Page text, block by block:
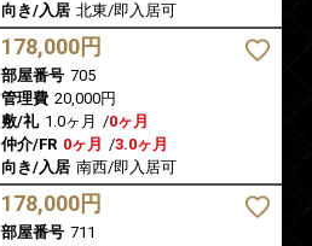
向き/入居 北東/即入居可
178,000円
部屋番号 705
管理費 20,000円
敷/礼 1.0ヶ月 /0ヶ月
仲介/FR 0ヶ月 /3.0ヶ月
向き/入居 南西/即入居可
178,000円
部屋番号 711